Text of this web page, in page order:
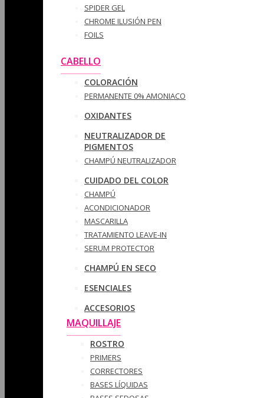
SPIDER GEL
CHROME ILUSIÓN PEN
FOILS
CABELLO
COLORACIÓN
PERMANENTE 0% AMONIACO
OXIDANTES
NEUTRALIZADOR DE
PIGMENTOS
CHAMPÚ NEUTRALIZADOR
CUIDADO DEL COLOR
CHAMPÚ
ACONDICIONADOR
MASCARILLA
TRATAMIENTO LEAVE-IN
SERUM PROTECTOR
CHAMPÚ EN SECO
ESENCIALES
ACCESORIOS
MAQUILLAJE
ROSTRO
PRIMERS
CORRECTORES
BASES LÍQUIDAS